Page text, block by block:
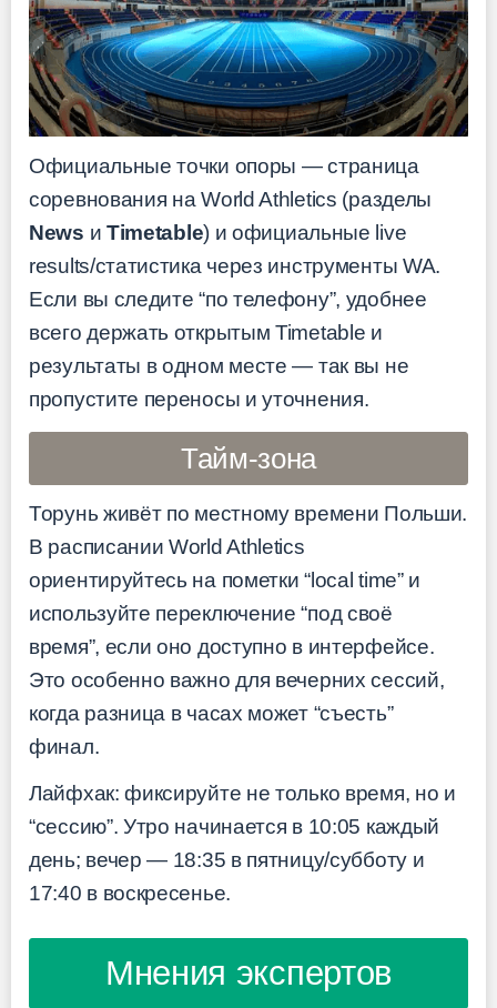
Официальные точки опоры — страница
соревнования на World Athletics (разделы
News и Timetable) и официальные live
results/статистика через инструменты WA.
Если вы следите “по телефону”, удобнее
всего держать открытым Timetable и
результаты в одном месте — так вы не
пропустите переносы и уточнения.
Тайм-зона
Торунь живёт по местному времени Польши.
В расписании World Athletics
ориентируйтесь на пометки “local time” и
используйте переключение “под своё
время”, если оно доступно в интерфейсе.
Это особенно важно для вечерних сессий,
когда разница в часах может “съесть”
финал.
Лайфхак: фиксируйте не только время, но и
“сессию”. Утро начинается в 10:05 каждый
день; вечер — 18:35 в пятницу/субботу и
17:40 в воскресенье.
Мнения экспертов